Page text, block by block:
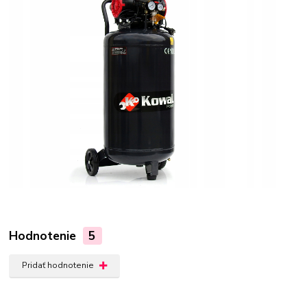
Hodnotenie 5
Pridať hodnotenie